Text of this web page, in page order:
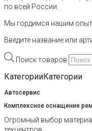
по всей России.
Мы гордимся нашим
Введите название или
Поиск товаров
КатегорииКатегории
Автосервис
Комплексное оснащение
Огромный выбор
техцентров